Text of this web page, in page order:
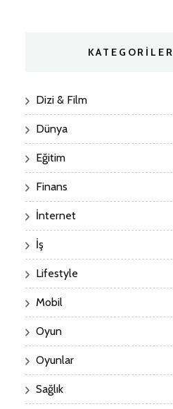
KATEGORILER
Dizi & Film
Dünya
Eğitim
Finans
İnternet
İş
Lifestyle
Mobil
Oyun
Oyunlar
Sağlık